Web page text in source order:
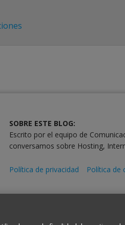
SOBRE ESTE BLOG:
Escrito por el equipo de
conversamos sobre Hosting,
Política de privacidad Política de